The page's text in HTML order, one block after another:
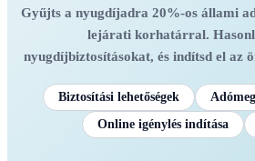
Gyűjts a nyugdíjadra 20%-os állami
lejárati korhatárral.
nyugdíjbiztosításokat, és indítsd el az
Biztosítási lehetőségek
Online igénylés indítása